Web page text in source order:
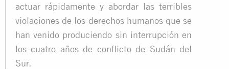
actuar rápidamente y abordar las terribles
violaciones de los derechos humanos que se
han venido produciendo sin interrupción en
los cuatro años de conflicto de Sudán del
Sur.